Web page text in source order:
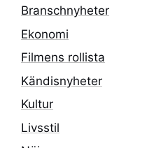
Branschnyheter
Ekonomi
Filmens rollista
Kändisnyheter
Kultur
Livsstil